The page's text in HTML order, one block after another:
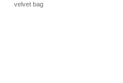
velvet bag